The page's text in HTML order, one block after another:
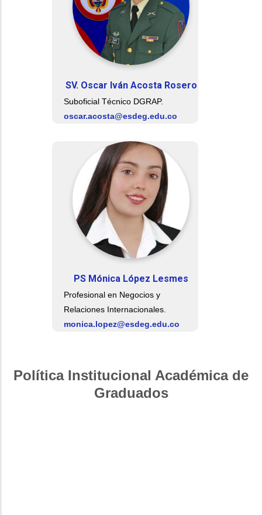
SV. Oscar Iván Acosta Rosero
Suboficial Técnico DGRAP.
oscar.acosta@esdeg.edu.co
PS Mónica López Lesmes
Profesional en Negocios y
Relaciones Internacionales.
monica.lopez@esdeg.edu.co
Política Institucional Académica de
Graduados